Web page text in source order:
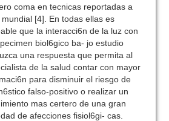
coma en tecnicas reportadas a
mundial [4]. En todas ellas es
que la interacci6n de la luz con
biol6gico ba- jo estudio
una respuesta que permita al
de la salud contar con mayor
para disminuir el riesgo de
falso-positivo o realizar un
mas certero de una gran
de afecciones fisiol6gi- cas.